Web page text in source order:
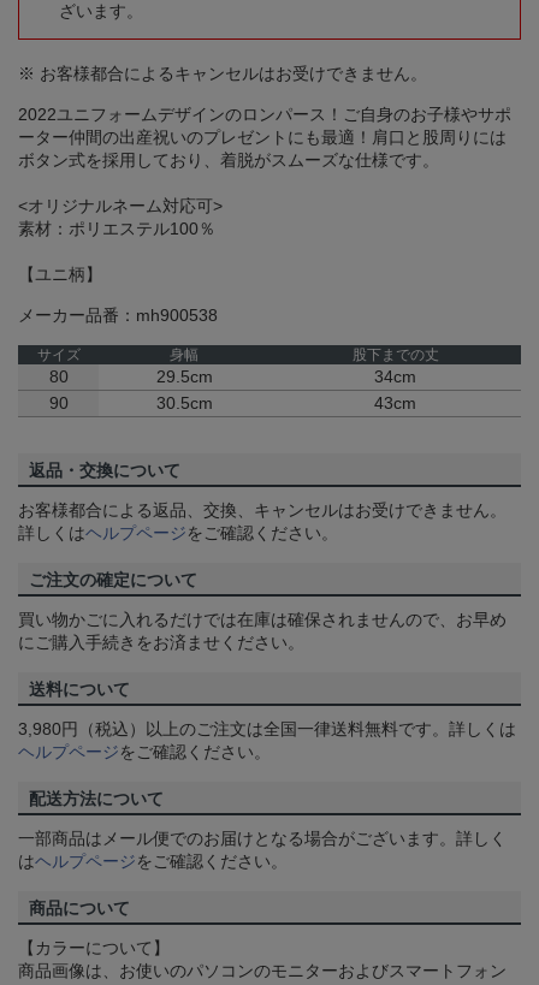
ざいます。
※ お客様都合によるキャンセルはお受けできません。
2022ユニフォームデザインのロンパース！ご自身のお子様やサポ
ーター仲間の出産祝いのプレゼントにも最適！肩口と股周りには
ボタン式を採用しており、着脱がスムーズな仕様です。
<オリジナルネーム対応可>
素材：ポリエステル100％
【ユニ柄】
メーカー品番：mh900538
サイズ 身幅 股下までの丈
80 29.5cm
34cm
90
30.5cm 43cm
返品・交換について
お客様都合による返品、交換、キャンセルはお受けできません。
詳しくはヘルプページをご確認ください。
ご注文の確定について
買い物かごに入れるだけでは在庫は確保されませんので、お早め
にご購入手続きをお済ませください。
送料について
3,980円（税込）以上のご注文は全国一律送料無料です。詳しくは
ヘルプページをご確認ください。
配送方法について
一部商品はメール便でのお届けとなる場合がございます。詳しく
はヘルプページをご確認ください。
商品について
【カラーについて】
商品画像は、お使いのパソコンのモニターおよびスマートフォン